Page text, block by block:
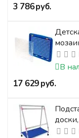
‍3 786‍руб.
В
‍17 629‍руб.